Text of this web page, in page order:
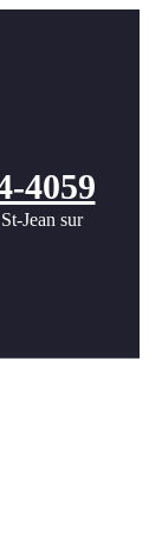
4059
Jean sur